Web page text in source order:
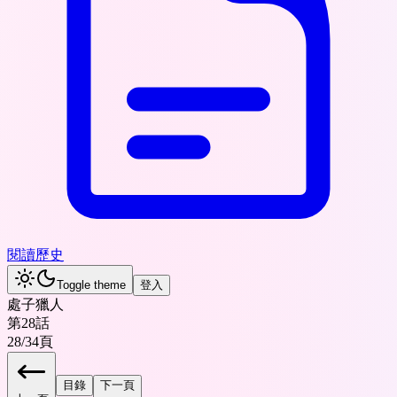
閱讀歷史
Toggle theme 登入
處子獵人
第28話
28/34頁
目錄 下一頁